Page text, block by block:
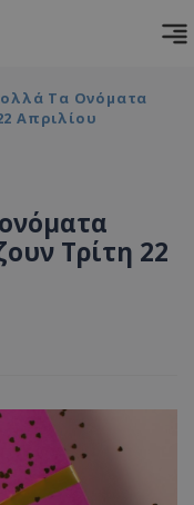
Τα Ονόματα
Απριλίου
Τρίτη 22